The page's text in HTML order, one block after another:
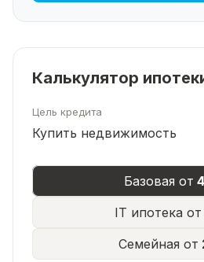
районе Уфы!
спокойствия.
Калькулятор
Цель кредита
Купить недвижимость
Базовая от
IT ипотека от
Семейная от